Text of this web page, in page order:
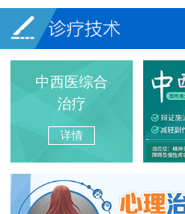
中西医综合
治疗
详情